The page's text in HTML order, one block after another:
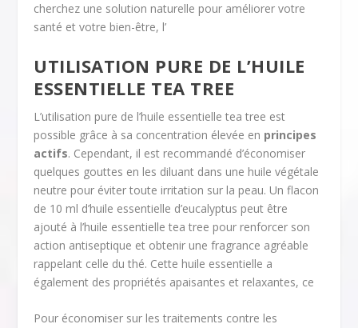
cherchez une solution naturelle pour améliorer votre
santé et votre bien-être, l’
UTILISATION PURE DE L’HUILE
ESSENTIELLE TEA TREE
L’utilisation pure de l’huile essentielle tea tree est
possible grâce à sa concentration élevée en principes
actifs. Cependant, il est recommandé d’économiser
quelques gouttes en les diluant dans une huile végétale
neutre pour éviter toute irritation sur la peau. Un flacon
de 10 ml d’huile essentielle d’eucalyptus peut être
ajouté à l’huile essentielle tea tree pour renforcer son
action antiseptique et obtenir une fragrance agréable
rappelant celle du thé. Cette huile essentielle a
également des propriétés apaisantes et relaxantes, ce
Pour économiser sur les traitements contre les